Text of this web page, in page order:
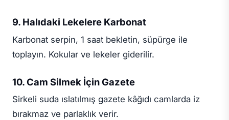
9. Halıdaki Lekelere Karbonat
Karbonat serpin, 1 saat bekletin, süpürge ile
toplayın. Kokular ve lekeler giderilir.
10. Cam Silmek İçin Gazete
Sirkeli suda ıslatılmış gazete kâğıdı camlarda iz
bırakmaz ve parlaklık verir.